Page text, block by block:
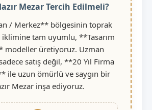
Mezar Tercih Edilmeli?
/ Merkez** bölgesinin toprak
iklimine tam uyumlu, **Tasarım
modeller üretiyoruz. Uzman
satış değil, **20 Yıl Firma
ile uzun ömürlü ve saygın bir
Mezar inşa ediyoruz.